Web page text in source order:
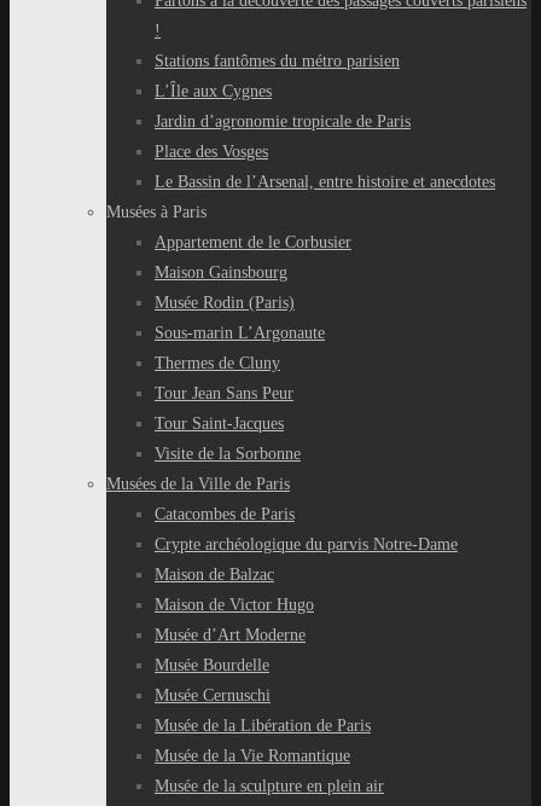
!
Stations fantômes du métro parisien
L’Île aux Cygnes
Jardin d’agronomie tropicale de Paris
Place des Vosges
Le Bassin de l’Arsenal, entre histoire et anecdotes
Musées à Paris
Appartement de le Corbusier
Maison Gainsbourg
Musée Rodin (Paris)
Sous-marin L’Argonaute
Thermes de Cluny
Tour Jean Sans Peur
Tour Saint-Jacques
Visite de la Sorbonne
Musées de la Ville de Paris
Catacombes de Paris
Crypte archéologique du parvis Notre-Dame
Maison de Balzac
Maison de Victor Hugo
Musée d’Art Moderne
Musée Bourdelle
Musée Cernuschi
Musée de la Libération de Paris
Musée de la Vie Romantique
Musée de la sculpture en plein air